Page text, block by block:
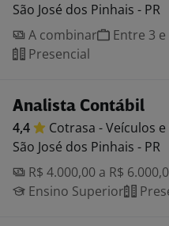
São José dos Pinhais - PR
A combinar
Entre 3
Presencial
Analista Contábil
4,4 Cotrasa - Veículos e
São José dos Pinhais - PR
R$ 4.000,00 a R$
Ensino Superior